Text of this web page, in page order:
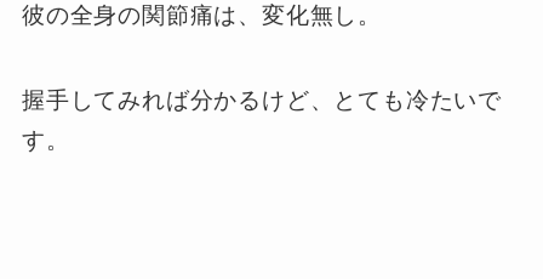
彼の全身の関節痛は、変化無し。
握手してみれば分かるけど、とても冷たいで
す。